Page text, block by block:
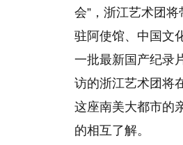
会”，浙江艺术团
驻阿使馆、中国文
一批最新国产纪录
访的浙江艺术团将
这座南美大都市的
的相互了解。